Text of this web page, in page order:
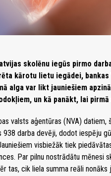
skolēnu iegūs pirmo
kārotu lietu iegādei,
alga var likt jauniešiem
un kā panākt, lai
valsts aģentūras (NVA) datiem,
938 darba devēji, dodot iespēju
visbiežāk tiek
Par pilnu nostrādātu mēnesi
tas, cik liela summa reāli